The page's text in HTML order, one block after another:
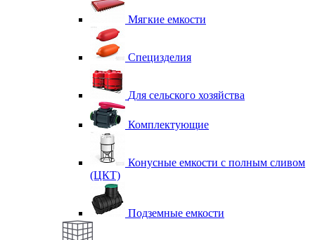
Мягкие емкости
Специзделия
Для сельского хозяйства
Комплектующие
Конусные емкости с полным сливом
(ЦКТ)
Подземные емкости